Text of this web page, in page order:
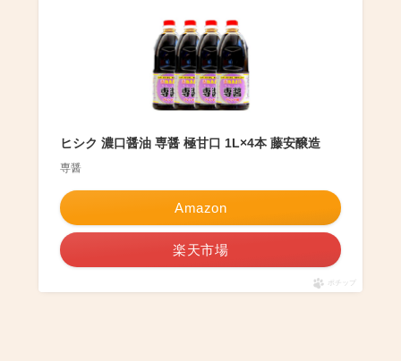
ヒシク 濃口醤油 専醤 極甘口 1L×4本 藤安醸造
専醤
Amazon
楽天市場
ポチップ